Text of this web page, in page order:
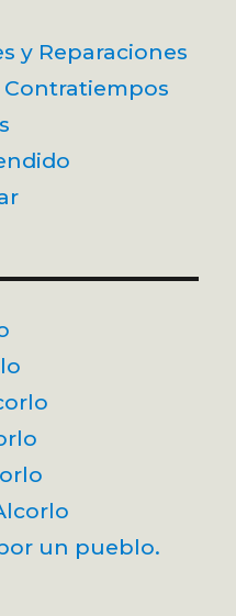
y Reparaciones
Contratiempos
un pueblo.